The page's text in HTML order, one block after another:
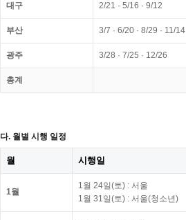
대구 2/21 · 5/16 · 9/12
부산 3/7 · 6/20 · 8/29 · 11/14
광주 3/28 · 7/25 · 12/26
총계
다. 월별 시행 일정
월 시행일
1월
1월 24일(토) : 서울
1월 31일(토) : 서울(청소년)